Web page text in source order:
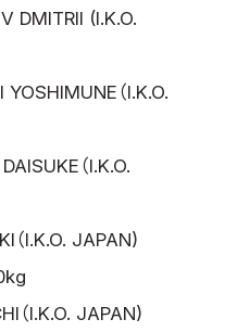
DMITRII (I.K.O.
（I.K.O.
（I.K.O.
I.K.O. JAPAN)
（I.K.O. JAPAN)